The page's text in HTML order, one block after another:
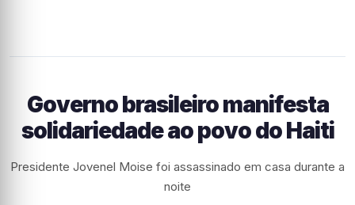
Governo brasileiro manifesta
solidariedade ao povo do Haiti
Presidente Jovenel Moise foi assassinado em casa durante a
noite